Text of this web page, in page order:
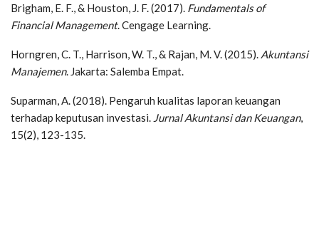
Brigham, E. F., & Houston, J. F. (2017). Fundamentals of
Financial Management. Cengage Learning.
Horngren, C. T., Harrison, W. T., & Rajan, M. V. (2015). Akuntansi
Manajemen. Jakarta: Salemba Empat.
Suparman, A. (2018). Pengaruh kualitas laporan keuangan
terhadap keputusan investasi. Jurnal Akuntansi dan Keuangan,
15(2), 123-135.